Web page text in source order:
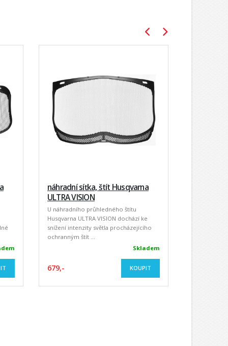
náhradní síťka, štít Husqvarna
ULTRA VISION
U náhradního průhledného štítu
Husqvarna ULTRA VISION dochází ke
snížení intenzity světla procházejícího
ochranným štít ...
Skladem
679,- KOUPIT